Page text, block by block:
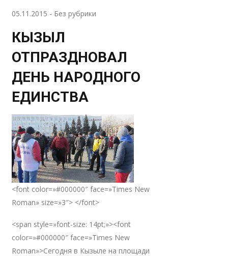
05.11.2015 - Без рубрики
КЫЗЫЛ
ОТПРАЗДНОВАЛ
ДЕНЬ НАРОДНОГО
ЕДИНСТВА
<font color=»#000000″ face=»Times New
Roman» size=»3″> </font>
<span style=»font-size: 14pt;»><font
color=»#000000″ face=»Times New
Roman»>Сегодня в Кызыле на площади